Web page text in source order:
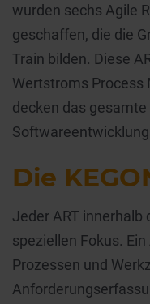
wurden sechs Agile
geschaffen, die die
Train bilden. Diese
Wertstroms Process
decken das
Die
Jeder ART innerhalb
speziellen Fokus.
Prozessen und